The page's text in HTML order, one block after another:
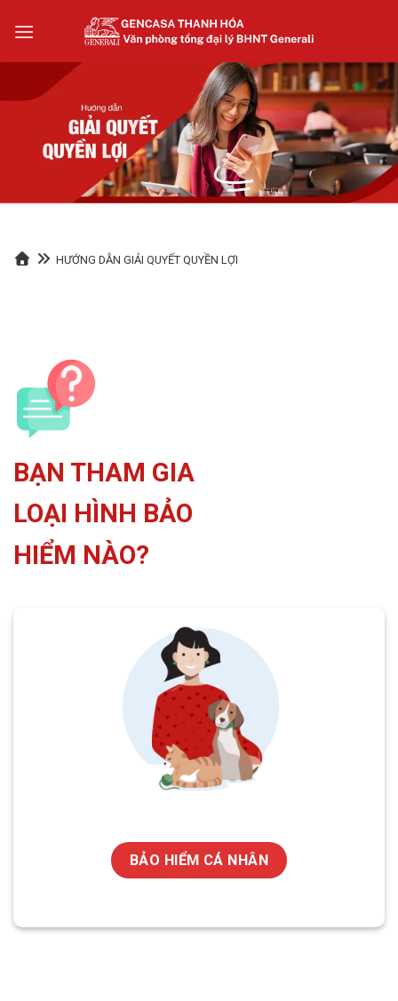
HƯỚNG DẪN GIẢI QUYẾT QUYỀN LỢI
BẠN THAM GIA
LOẠI HÌNH BẢO
HIỂM NÀO?
BẢO HIỂM CÁ NHÂN